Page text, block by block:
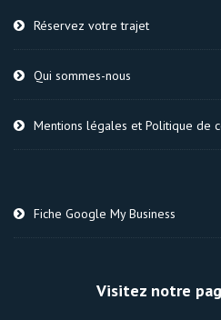
Réservez votre trajet
Qui sommes-nous
Mentions légales et Politique de
Fiche Google My Business
Visitez notre